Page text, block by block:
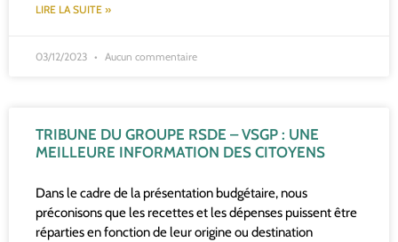
LIRE LA SUITE »
03/12/2023 Aucun commentaire
TRIBUNE DU GROUPE RSDE – VSGP : UNE
MEILLEURE INFORMATION DES CITOYENS
Dans le cadre de la présentation budgétaire, nous
préconisons que les recettes et les dépenses puissent être
réparties en fonction de leur origine ou destination